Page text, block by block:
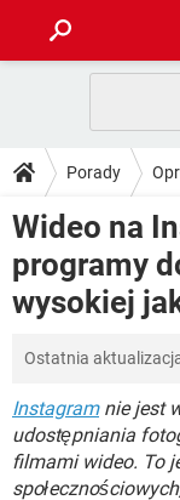
GRY
SPOTIFY
INSTAGRAM
WINDOWS 10
PORADY
PlayStation
GRY
SPOTIFY
INSTAGRAM
WINDOWS 10
DO POBRANIA
ANDROID
GRY
WINDOWS 10
FORUM
COVID-19
GRY
SPOTIFY
INSTAGRAM
WINDOWS 10
GRY
SPOTIFY
Porady
Wideo na
programy
wysokiej
Ostatnia
Instagramnie jest
udostępniania
filmami wideo. To